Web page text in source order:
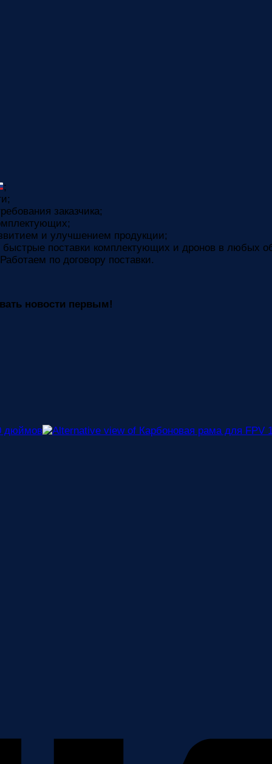
;
заказчика;
и улучшением продукции;
поставки комплектующих и дронов в любых
по договору поставки.
новости первым!